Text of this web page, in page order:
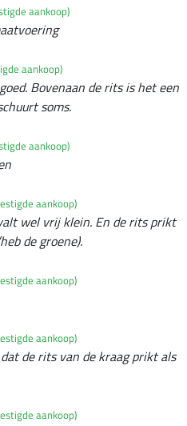
aankoop)
aankoop)
Bovenaan de rits is het een
soms.
aankoop)
aankoop)
wel vrij klein. En de rits prikt
de groene).
aankoop)
aankoop)
de rits van de kraag prikt als
aankoop)